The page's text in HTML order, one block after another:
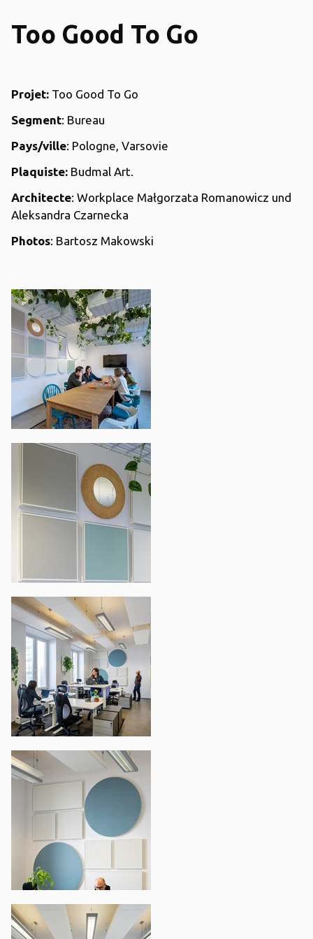
Too Good To Go
Projet: Too Good To Go
Segment: Bureau
Pays/ville: Pologne, Varsovie
Plaquiste: Budmal Art.
Architecte: Workplace Małgorzata Romanowicz und
Aleksandra Czarnecka
Photos: Bartosz Makowski